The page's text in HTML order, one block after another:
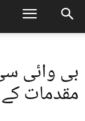
بی وائی
مقدمات کے